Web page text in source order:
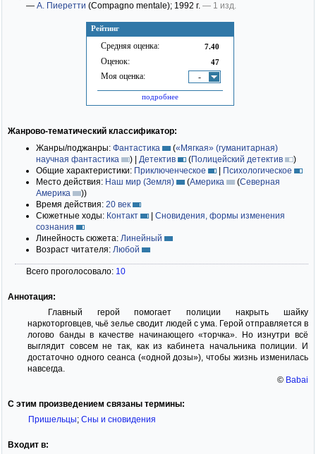
Рейтинг
Средняя оценка: 7.40
Оценок: 47
Моя оценка: -
подробнее
— А. Пиеретти (Compagno mentale); 1992 г. — 1 изд.
Жанрово-тематический классификатор:
Жанры/поджанры: Фантастика («Мягкая» (гуманитарная)
научная фантастика
) | Детектив (Полицейский детектив
)
Общие характеристики: Приключенческое | Психологическое
Место действия: Наш мир (Земля) (Америка (Северная
Америка
))
Время действия: 20 век
Сюжетные ходы: Контакт | Сновидения, формы изменения
сознания
Линейность сюжета: Линейный
Возраст читателя: Любой
Всего проголосовало: 10
Аннотация:
Главный герой помогает полиции накрыть шайку
наркоторговцев, чьё зелье сводит людей с ума. Герой отправляется в
логово банды в качестве начинающего «торчка». Но изнутри всё
выглядит совсем не так, как из кабинета начальника полиции. И
достаточно одного сеанса («одной дозы»), чтобы жизнь изменилась
навсегда.
© Babai
С этим произведением связаны термины:
Пришельцы; Сны и сновидения
Входит в: